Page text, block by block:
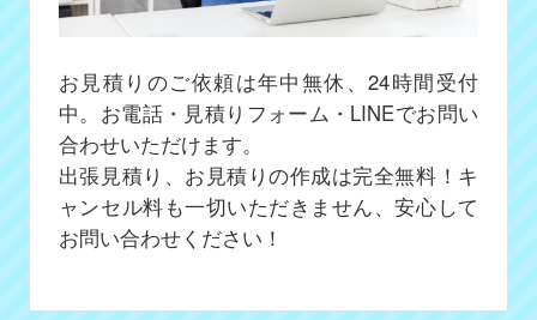
お見積りのご依頼は年中無休、24時間受付
中。お電話・見積りフォーム・LINEでお問い
合わせいただけます。
出張見積り、お見積りの作成は完全無料！キ
ャンセル料も一切いただきません、安心して
お問い合わせください！